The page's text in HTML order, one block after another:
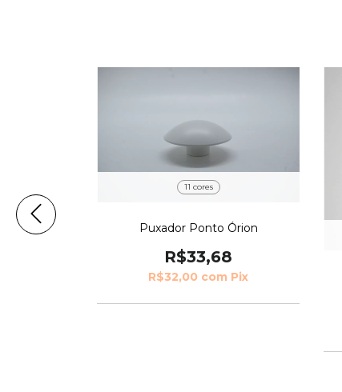
11 cores
Puxador Ponto Órion
R$33,68
R$32,00 com Pix